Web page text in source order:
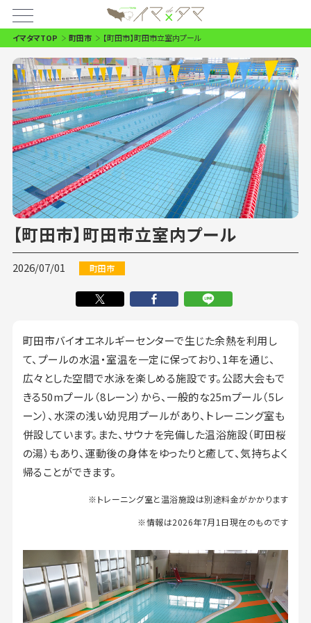
イマタマTOP 町田市 【町田市】町田市立室内プール
【町田市】町田市立室内プール
2026/07/01 町田市
町田市バイオエネルギーセンターで生じた余熱を利用し
て、プールの水温・室温を一定に保っており、1年を通じ、
広々とした空間で水泳を楽しめる施設です。公認大会もで
きる50mプール（8レーン）から、一般的な25mプール（5レ
ーン）、水深の浅い幼児用プールがあり、トレーニング室も
併設しています。また、サウナを完備した温浴施設（町田桜
の湯）もあり、運動後の身体をゆったりと癒して、気持ちよく
帰ることができます。
※トレーニング室と温浴施設は別途料金がかかります
※情報は2026年7月1日現在のものです